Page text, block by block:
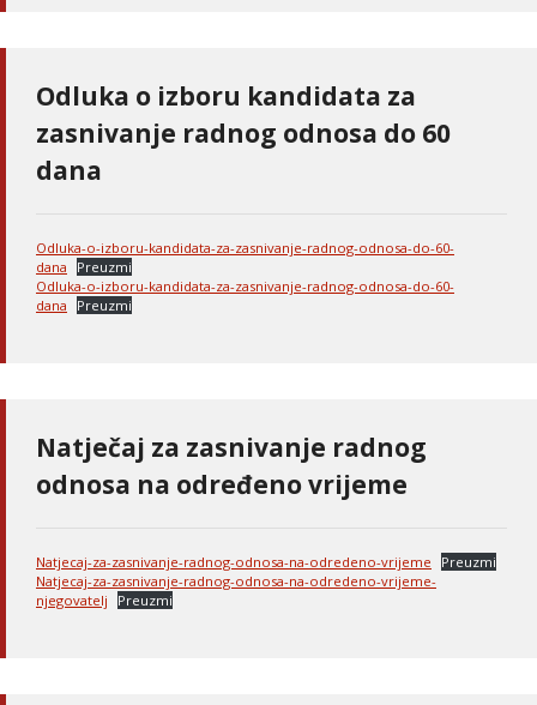
Odluka o izboru kandidata za
zasnivanje radnog odnosa do 60
dana
Odluka-o-izboru-kandidata-za-zasnivanje-radnog-odnosa-do-60-
dana
Preuzmi
Odluka-o-izboru-kandidata-za-zasnivanje-radnog-odnosa-do-60-
dana
Preuzmi
Natječaj za zasnivanje radnog
odnosa na određeno vrijeme
Natjecaj-za-zasnivanje-radnog-odnosa-na-odredeno-vrijeme
Preuzmi
Natjecaj-za-zasnivanje-radnog-odnosa-na-odredeno-vrijeme-
njegovatelj
Preuzmi